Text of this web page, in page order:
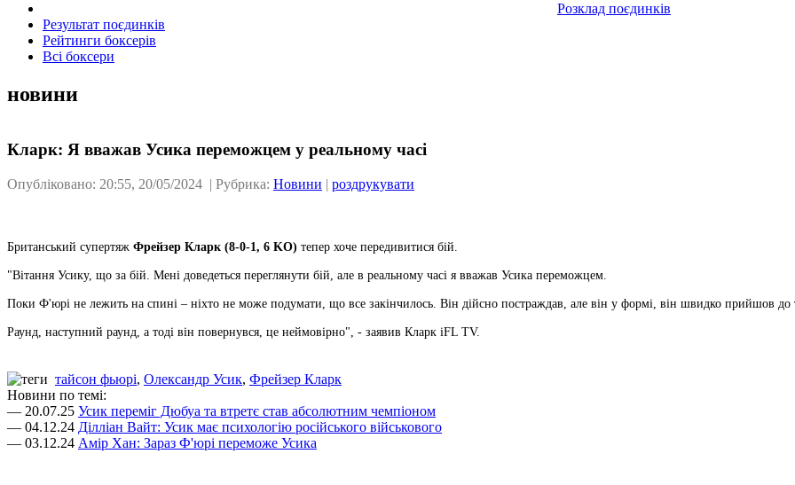
Розклад поєдинків
Результат поєдинків
Рейтинги боксерів
Всі боксери
новини
Кларк: Я вважав Усика переможцем у реальному часі
Опубліковано: 20:55, 20/05/2024 | Рубрика: Новини | роздрукувати
Британський супертяж Фрейзер Кларк (8-0-1, 6 KO) тепер хоче передивитися бій.
"Вітання Усику, що за бій. Мені доведеться переглянути бій, але в реальному часі я вважав Усика переможцем.
Поки Ф'юрі не лежить на спині – ніхто не може подумати, що все закінчилось. Він дійсно постраждав, але він у формі, він швидко прийшов до
Раунд, наступний раунд, а тоді він повернувся, це неймовірно", - заявив Кларк iFL TV.
тайсон фьюрі, Олександр Усик, Фрейзер Кларк
Новини по темі:
— 20.07.25 Усик переміг Дюбуа та втретє став абсолютним чемпіоном
— 04.12.24 Ділліан Вайт: Усик має психологію російського військового
— 03.12.24 Амір Хан: Зараз Ф'юрі переможе Усика